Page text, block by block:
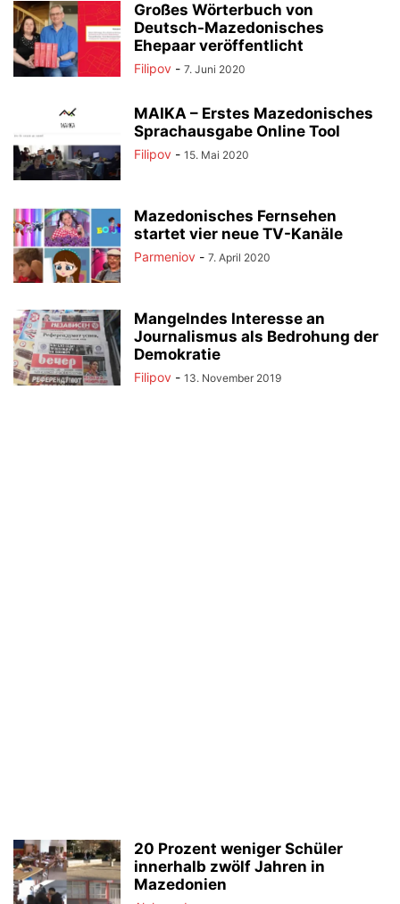
Großes Wörterbuch von
Deutsch-Mazedonisches
Ehepaar veröffentlicht
Filipov - 7. Juni 2020
MAIKA – Erstes Mazedonisches
Sprachausgabe Online Tool
Filipov - 15. Mai 2020
Mazedonisches Fernsehen
startet vier neue TV-Kanäle
Parmeniov - 7. April 2020
Mangelndes Interesse an
Journalismus als Bedrohung der
Demokratie
Filipov - 13. November 2019
20 Prozent weniger Schüler
innerhalb zwölf Jahren in
Mazedonien